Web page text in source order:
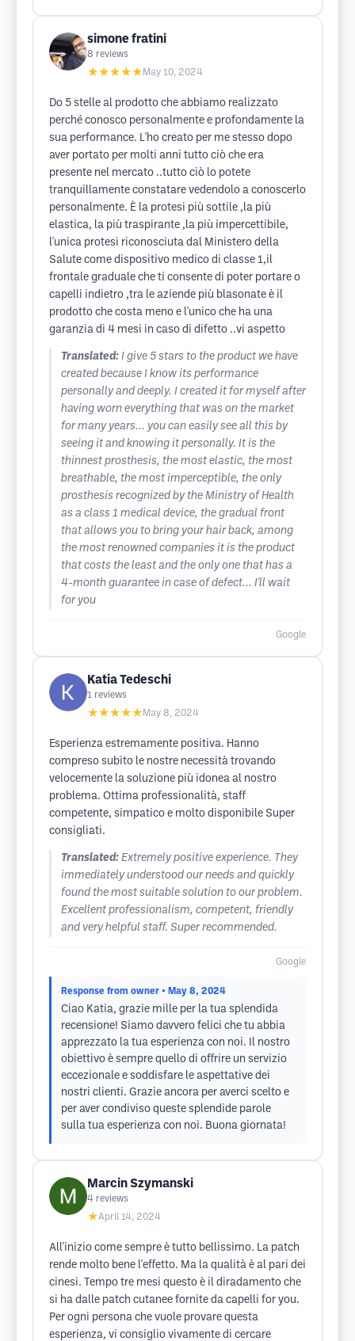
simone fratini
8 reviews
★★★★★ May 10, 2024
Do 5 stelle al prodotto che abbiamo realizzato
perché conosco personalmente e profondamente la
sua performance. L'ho creato per me stesso dopo
aver portato per molti anni tutto ciò che era
presente nel mercato ..tutto ciò lo potete
tranquillamente constatare vedendolo a conoscerlo
personalmente. È la protesi più sottile ,la più
elastica, la più traspirante ,la più impercettibile,
l'unica protesi riconosciuta dal Ministero della
Salute come dispositivo medico di classe 1,il
frontale graduale che ti consente di poter portare o
capelli indietro ,tra le aziende più blasonate è il
prodotto che costa meno e l'unico che ha una
garanzia di 4 mesi in caso di difetto ..vi aspetto
Translated: I give 5 stars to the product we have
created because I know its performance
personally and deeply. I created it for myself after
having worn everything that was on the market
for many years... you can easily see all this by
seeing it and knowing it personally. It is the
thinnest prosthesis, the most elastic, the most
breathable, the most imperceptible, the only
prosthesis recognized by the Ministry of Health
as a class 1 medical device, the gradual front
that allows you to bring your hair back, among
the most renowned companies it is the product
that costs the least and the only one that has a
4-month guarantee in case of defect... I'll wait
for you
Google
Katia Tedeschi
1 reviews
★★★★★ May 8, 2024
Esperienza estremamente positiva. Hanno
compreso subito le nostre necessità trovando
velocemente la soluzione più idonea al nostro
problema. Ottima professionalità, staff
competente, simpatico e molto disponibile Super
consigliati.
Translated: Extremely positive experience. They
immediately understood our needs and quickly
found the most suitable solution to our problem.
Excellent professionalism, competent, friendly
and very helpful staff. Super recommended.
Google
Response from owner • May 8, 2024
Ciao Katia, grazie mille per la tua splendida
recensione! Siamo davvero felici che tu abbia
apprezzato la tua esperienza con noi. Il nostro
obiettivo è sempre quello di offrire un servizio
eccezionale e soddisfare le aspettative dei
nostri clienti. Grazie ancora per averci scelto e
per aver condiviso queste splendide parole
sulla tua esperienza con noi. Buona giornata!
Marcin Szymanski
4 reviews
★April 14, 2024
All'inizio come sempre è tutto bellissimo. La patch
rende molto bene l'effetto. Ma la qualità è al pari dei
cinesi. Tempo tre mesi questo è il diradamento che
si ha dalle patch cutanee fornite da capelli for you.
Per ogni persona che vuole provare questa
esperienza, vi consiglio vivamente di cercare